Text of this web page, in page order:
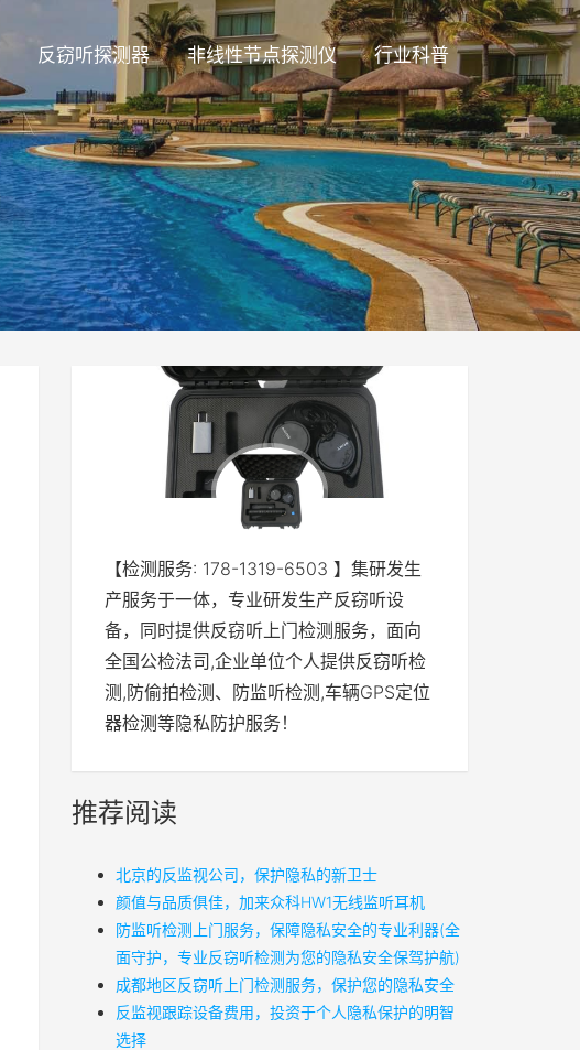
反窃听探测器 非线性节点探测仪 行业科普
【检测服务: 178-1319-6503 】集研发生
产服务于一体，专业研发生产反窃听设
备，同时提供反窃听上门检测服务，面向
全国公检法司,企业单位个人提供反窃听检
测,防偷拍检测、防监听检测,车辆GPS定位
器检测等隐私防护服务！
推荐阅读
北京的反监视公司，保护隐私的新卫士
颜值与品质俱佳，加来众科HW1无线监听耳机
防监听检测上门服务，保障隐私安全的专业利器(全
面守护，专业反窃听检测为您的隐私安全保驾护航)
成都地区反窃听上门检测服务，保护您的隐私安全
反监视跟踪设备费用，投资于个人隐私保护的明智
选择